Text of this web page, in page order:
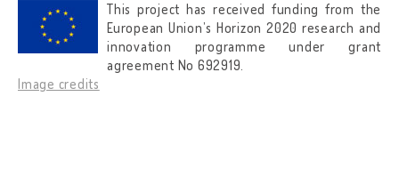
This project has received funding from the
European Union’s Horizon 2020 research and
innovation programme under grant
agreement No 692919.
Image credits